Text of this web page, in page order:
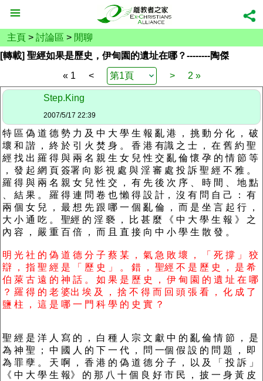
主頁 > 討論區 > 閒聊
[轉載] 聖經如果是歷史，伊甸園的遺址在哪？--------陶傑
« 1
< > 2 »
Step.King
2007/5/17 22:39
特 區 偽 道 德 勢 力 及 中 大 學 生 報 亂 港 ， 挑 動 分 化 ， 破
壞 和 諧 ， 終 於 引 火 焚 身 。 香 港 有識 之 士 ， 在 舊 約 聖
經 找 出 羅 得 與 兩 名 親 生 女 兒 性 交 亂 倫 懷 孕 的 情 節 等
， 發 起 網 頁 簽署 向 影 視 處 與 淫 審 處 投 訴 聖 經 不 雅 。
羅 得 與 兩 名 親 女 兒 性 交 ， 有 先 後 次 序 、 時 間 、 地 點
、 結 果 。 羅 得 連 問 卷 也 懶 得 設 計， 沒 有 問 自 己 ： 有
兩 個 女 兒 ， 最 想 先 跟 哪 一 個 亂 倫 ， 而 是 坐 言 起 行 ，
大 小 通 吃 。 聖經 的 淫 褻 ， 比 甚 麼 《 中 大 學 生 報 》 之
內 容 ， 嚴 重 百 倍 ， 而 且 直 接 向 中 小 學 生 散 發 。
明 光 社 的 偽 道 德 分 子 蔡 某 ， 氣 急 敗 壞 ， 「 死 撐 」 狡
辯 ， 指 聖 經 是 「 歷 史 」 。 錯 ， 聖經 不 是 歷 史 ， 是 希
伯 萊 古 遠 的 神 話 。 如 果 是 歷 史 ， 伊 甸 園 的 遺 址 在 哪
？ 羅 得 的 老 婆出 埃 及 ， 捨 不 得 而 回 頭 張 看 ， 化 成 了
鹽 柱 ， 這 是 哪 一 門 科 學 的 史 實 ？
聖 經 是 洋 人 寫 的 ， 白 種 人 宗 文 獻 中 的 亂 倫 情 節 ， 是
為 神 聖 ； 中 國 人 的 下 一 代 ， 問 一個 假 設 的 問 題 ， 即
為 罪 孽 。 天 啊 ， 香 港 的 偽 道 德 分 子 ， 以 及 「 投 訴 」
《 中 大 學 生 報》 的 那 八 十 個 良 好 市 民 ， 披 一 身 黃 皮